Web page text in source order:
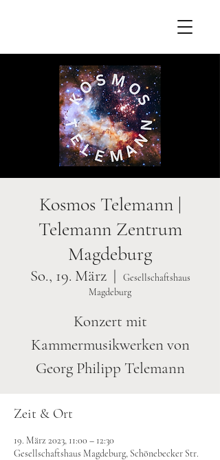
Kosmos Telemann |
Telemann Zentrum
Magdeburg
So., 19. März
  |
Gesellschaftshaus
Magdeburg
Konzert mit
Kammermusikwerken von
Georg Philipp Telemann
Zeit & Ort
19. März 2023, 11:00 – 12:30
Gesellschaftshaus Magdeburg, Schönebecker Str.